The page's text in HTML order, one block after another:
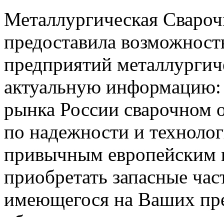
Металлургическая
предоставила
предприятий
актуальную информацию:
рынка России сварочном
по надежности и
привычным европейским
приобретать запасные
имеющегося на Ваших